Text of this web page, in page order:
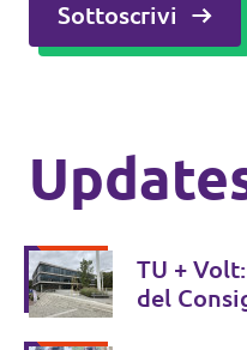
Sottoscrivi
TU +
del